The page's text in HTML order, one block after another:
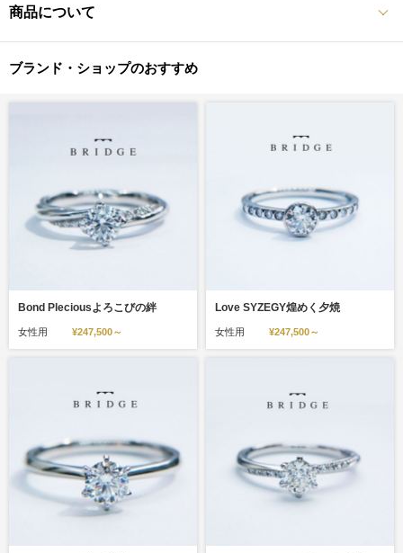
商品について
ブランド・ショップのおすすめ
Bond Pleciousよろこびの絆
女性用 ¥247,500～
Love SYZEGY煌めく夕焼
女性用 ¥247,500～